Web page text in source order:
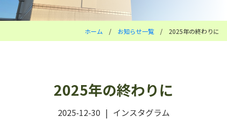
ホーム / お知らせ一覧 / 2025年の終わりに
2025年の終わりに
2025-12-30 インスタグラム